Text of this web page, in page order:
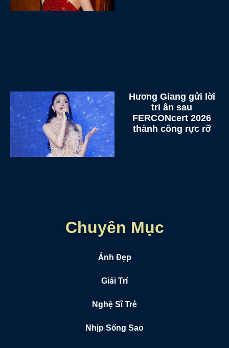
Hương Giang gửi lời
tri ân sau
FERCONcert 2026
thành công rực rỡ
Chuyên Mục
Ảnh Đẹp
Giải Trí
Nghệ Sĩ Trẻ
Nhịp Sống Sao